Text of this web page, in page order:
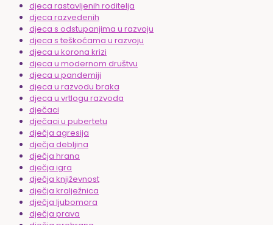
djeca rastavljenih roditelja
djeca razvedenih
djeca s odstupanjima u razvoju
djeca s teškoćama u razvoju
djeca u korona krizi
djeca u modernom društvu
djeca u pandemiji
djeca u razvodu braka
djeca u vrtlogu razvoda
dječaci
dječaci u pubertetu
dječja agresija
dječja debljina
dječja hrana
dječja igra
dječja književnost
dječja kralježnica
dječja ljubomora
dječja prava